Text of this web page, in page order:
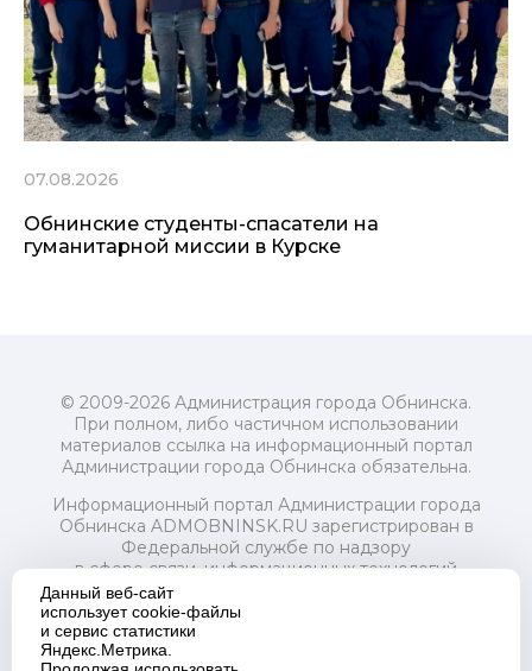
07.08.2026
Обнинские студенты-спасатели на
гуманитарной миссии в Курске
© 2009-2026 Администрация города Обнинска.
При полном, либо частичном использовании
материалов ссылка на информационный портал
Администрации города Обнинска обязательна.
Информационный портал Администрации города
Обнинска ADMOBNINSK.RU зарегистрирован в
Федеральной службе по надзору
в сфере связи, информационных технологий
и массовых коммуникаций (Роскомнадзор) 24 июля
2018 года.
Свидетельство о регистрации Эл № ФС77-73321
Данный веб-сайт
использует cookie-файлы
и сервис статистики
Яндекс.Метрика.